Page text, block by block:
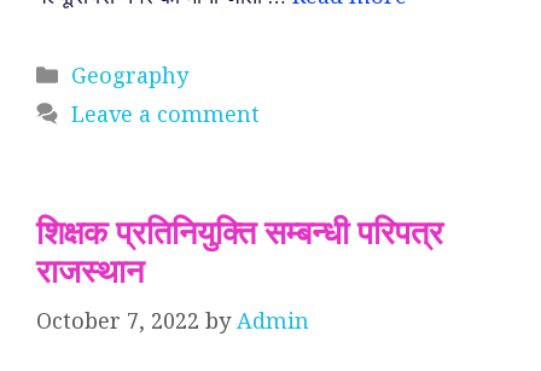
Categories
Geography
Leave a comment
शिक्षक प्रतिनियुक्ति सम्बन्धी परिपत्र
राजस्थान
October 7, 2022 byAdmin